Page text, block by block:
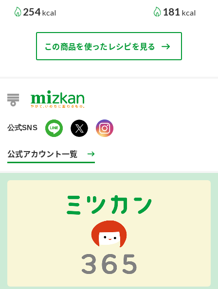
254 kcal 181 kcal
この商品を使ったレシピを見る
公式SNS
公式アカウント一覧